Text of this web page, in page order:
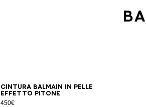
Cintura Balmain in pelle
effetto pitone
450€
7075808590